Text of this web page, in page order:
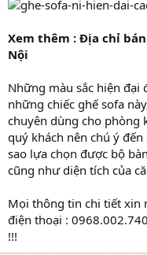
Xem thêm : Địa chỉ
Nội
Những màu sắc hiện đại
những chiếc ghế sofa
chuyên dùng cho phòng
quý khách nên chú ý
sao lựa chọn được bộ
cũng như diện tích của
Mọi thông tin chi tiết xin
điện thoại :
!!!